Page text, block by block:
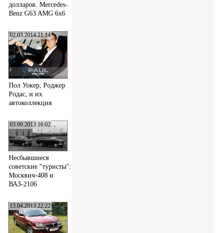
долларов. Mercedes-
Benz G63 AMG 6x6
02.03.2014 21:14
Пол Уокер, Роджер
Родас, и их
автоколлекция
03.09.2013 16:02
Несбывшиеся
советские "туристы":
Москвич-408 и
ВАЗ-2106
13.04.2013 22:22